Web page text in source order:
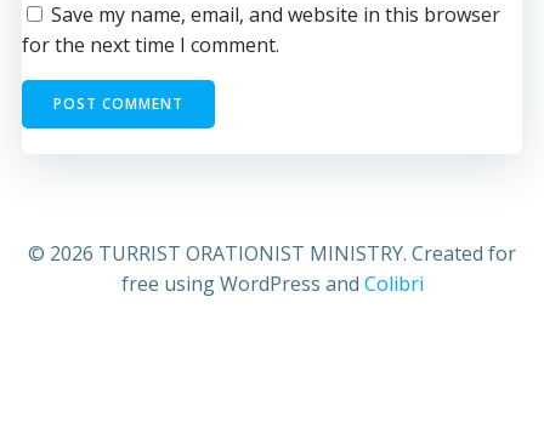
Save my name, email, and website in this browser
for the next time I comment.
© 2026 TURRIST ORATIONIST MINISTRY. Created for
free using WordPress and Colibri